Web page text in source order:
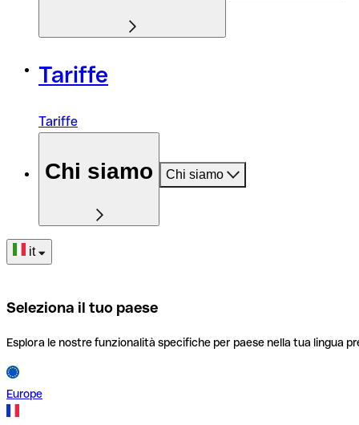
Tariffe
Tariffe
Chi siamo Chi siamo
it
Seleziona il tuo paese
Esplora le nostre funzionalità specifiche per paese nella tua lingua
Europe